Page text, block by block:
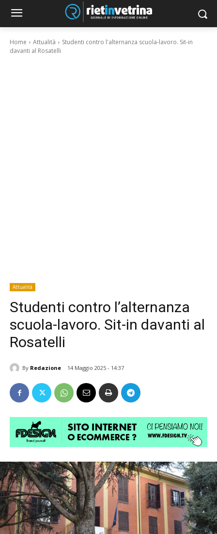
Home Attualità
Studenti contro l'alternanza scuola-lavoro. Sit-in
davanti al Rosatelli
Attualità
Studenti contro l’alternanza
scuola-lavoro. Sit-in davanti al
Rosatelli
By Redazione 14 Maggio 2025 - 14:37